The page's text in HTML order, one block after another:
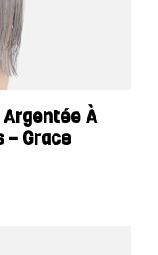
Argentée À
– Grace